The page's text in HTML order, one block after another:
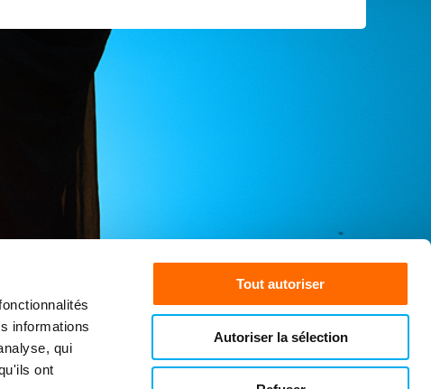
informations
qui
ont
Tout autoriser
Autoriser la sélection